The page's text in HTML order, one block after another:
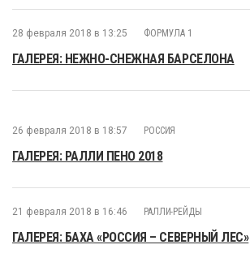
28 февраля 2018 в 13:25 ФОРМУЛА 1
ГАЛЕРЕЯ: НЕЖНО-СНЕЖНАЯ БАРСЕЛОНА
26 февраля 2018 в 18:57 РОССИЯ
ГАЛЕРЕЯ: РАЛЛИ ПЕНО 2018
21 февраля 2018 в 16:46 РАЛЛИ-РЕЙДЫ
ГАЛЕРЕЯ: БАХА «РОССИЯ – СЕВЕРНЫЙ ЛЕС»